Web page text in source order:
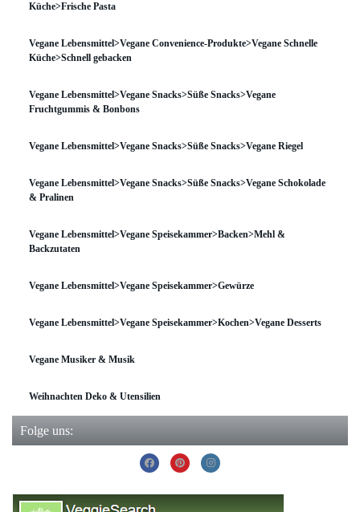
Küche>Frische Pasta
Vegane Lebensmittel>Vegane Convenience-Produkte>Vegane Schnelle
Küche>Schnell gebacken
Vegane Lebensmittel>Vegane Snacks>Süße Snacks>Vegane
Fruchtgummis & Bonbons
Vegane Lebensmittel>Vegane Snacks>Süße Snacks>Vegane Riegel
Vegane Lebensmittel>Vegane Snacks>Süße Snacks>Vegane Schokolade
& Pralinen
Vegane Lebensmittel>Vegane Speisekammer>Backen>Mehl &
Backzutaten
Vegane Lebensmittel>Vegane Speisekammer>Gewürze
Vegane Lebensmittel>Vegane Speisekammer>Kochen>Vegane Desserts
Vegane Musiker & Musik
Weihnachten Deko & Utensilien
Folge uns: